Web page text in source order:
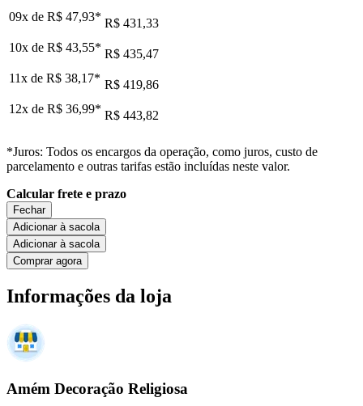
09x de R$ 47,93* R$ 431,33
10x de R$ 43,55* R$ 435,47
11x de R$ 38,17* R$ 419,86
12x de R$ 36,99* R$ 443,82
*Juros: Todos os encargos da operação, como juros, custo de
parcelamento e outras tarifas estão incluídas neste valor.
Calcular frete e prazo
Fechar
Adicionar à sacola
Adicionar à sacola
Comprar agora
Informações da loja
Amém Decoração Religiosa